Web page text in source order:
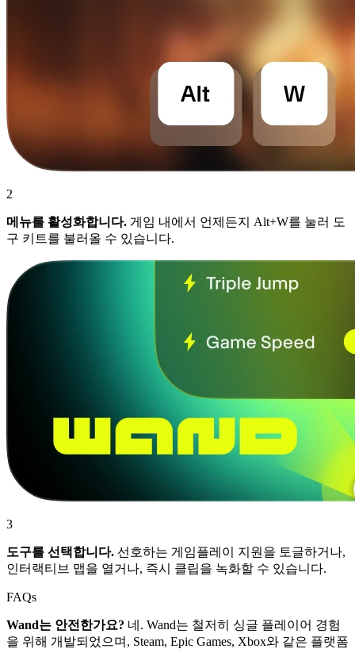
2
메뉴를 활성화합니다. 게임 내에서 언제든지 Alt+W를 눌러 도
구 키트를 불러올 수 있습니다.
3
도구를 선택합니다. 선호하는 게임플레이 지원을 토글하거나,
인터랙티브 맵을 열거나, 즉시 클립을 녹화할 수 있습니다.
FAQs
Wand는 안전한가요? 네. Wand는 철저히 싱글 플레이어 경험
을 위해 개발되었으며, Steam, Epic Games, Xbox와 같은 플랫폼